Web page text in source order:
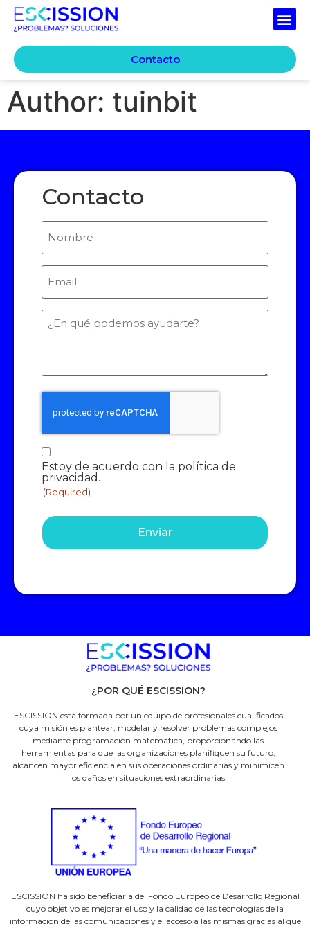
Contacto
Author: tuinbit
Contacto
Nombre
Email
(Required)
¿En
qué
Consentimiento
(Required)
Estoy de acuerdo con la política de
privacidad.
(Required)
¿POR QUÉ ESCISSION?
ESCISSION está formada por un equipo de profesionales cualificados
cuya misión es plantear, modelar y resolver problemas complejos
mediante programación matemática, proporcionando las
herramientas para que las organizaciones planifiquen su futuro,
alcancen mayor eficiencia en sus operaciones ordinarias y minimicen
los daños en situaciones extraordinarias.
ESCISSION ha sido beneficiaria del Fondo Europeo de Desarrollo Regional
cuyo objetivo es mejorar el uso y la calidad de las tecnologías de la
información de las comunicaciones y el acceso a las mismas gracias al que